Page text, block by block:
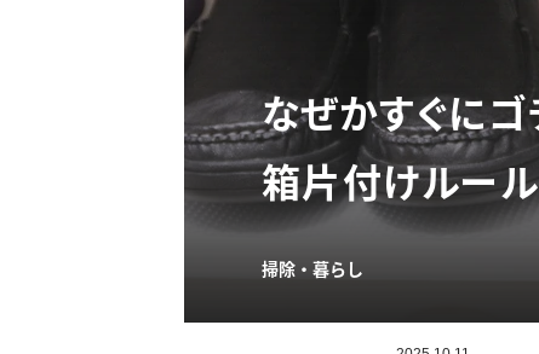
なぜかすぐにゴ
箱片付けルー
掃除・暮らし